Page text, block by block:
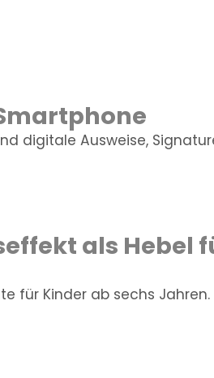
digitale Ausweise,
als Hebel
für Kinder ab sechs Jahren.